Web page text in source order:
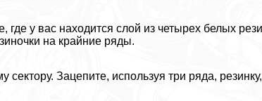
где у вас находится слой из четырех белых
на крайние ряды.
сектору. Зацепите, используя три ряда,